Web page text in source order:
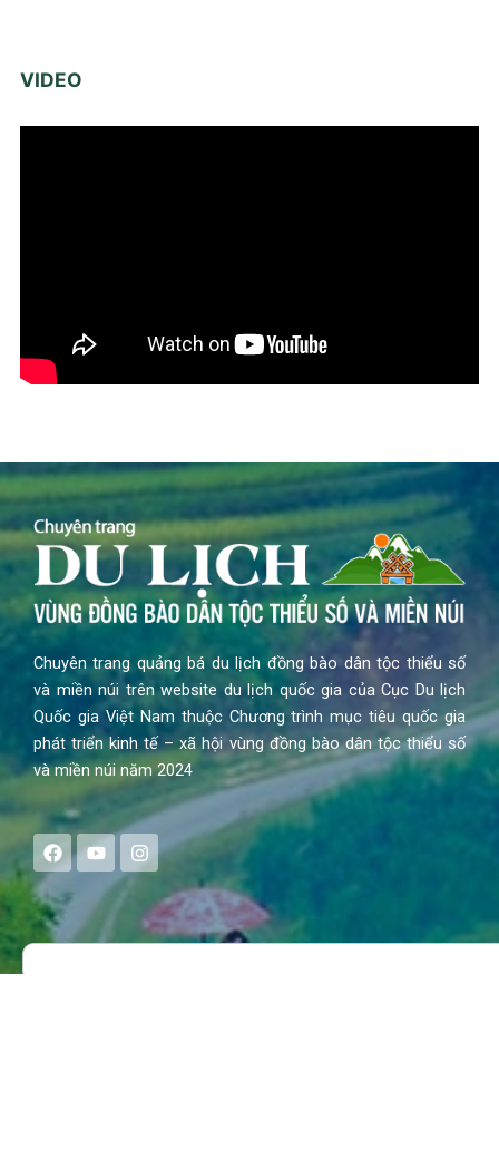
VIDEO
Chuyên trang quảng bá du lịch đồng bào dân tộc thiểu số
và miền núi trên website du lịch quốc gia của Cục Du lịch
Quốc gia Việt Nam thuộc Chương trình mục tiêu quốc gia
phát triển kinh tế – xã hội vùng đồng bào dân tộc thiểu số
và miền núi năm 2024
F
a
e
b
o
Y
o
t
b
I
n
s
a
g
Search